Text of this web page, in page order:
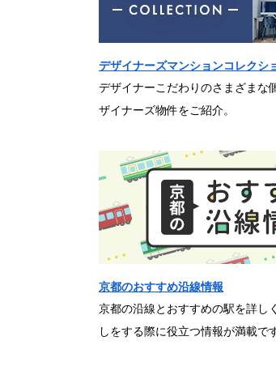
デザイナーズマンションコレクシ
デザイナーこだわりのさまざまな
ザイナーズ物件をご紹介。
京都のおすすめ沿線情報
京都の沿線とおすすめの駅を詳し
しをする際に役立つ情報が満載で